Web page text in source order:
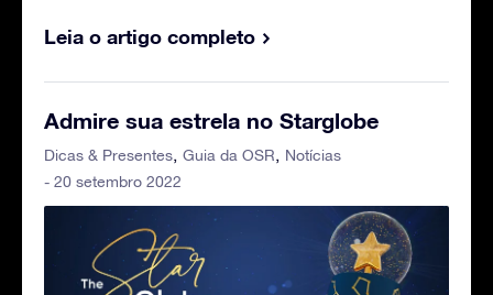
Leia o artigo completo
Admire sua estrela no Starglobe
Dicas & Presentes Guia da OSR
Notícias
- 20 setembro 2022